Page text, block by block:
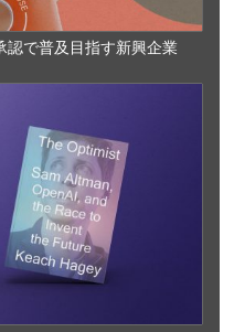
認で普及目指す新興企業